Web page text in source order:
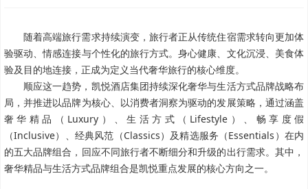
随着高端旅行需求持续演变，旅行者正从传统住宿需求转向更加体
验驱动、情感连接与个性化的旅行方式。身心健康、文化沉浸、美食体
验及目的地连接，正成为定义当代奢华旅行的核心维度。
顺应这一趋势，凯悦酒店集团持续深化奢华与生活方式品牌战略布
局，并推进以品牌为核心、以消费者洞察为驱动的发展策略，通过涵盖
奢华精品（Luxury）、生活方式（Lifestyle）、畅享度假
（Inclusive）、经典风范（Classics）及精选服务（Essentials）在内
的五大品牌组合，回应不同旅行者不断细分和升级的出行需求。其中，
奢华精品与生活方式品牌组合是凯悦重点发展的核心方向之一。